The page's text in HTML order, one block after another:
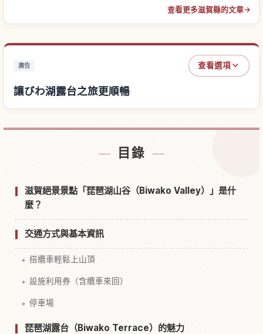
查看更多滋賀縣的文章→
廣告 查看選項
讓びわ湖露台之旅更順暢
目錄
滋賀絕景景點「琵琶湖山谷（Biwako Valley）」是什
麼？
交通方式與基本資訊
搭纜車輕鬆上山頂
設施利用券（含纜車來回）
停車場
琵琶湖露台（Biwako Terrace）的魅力